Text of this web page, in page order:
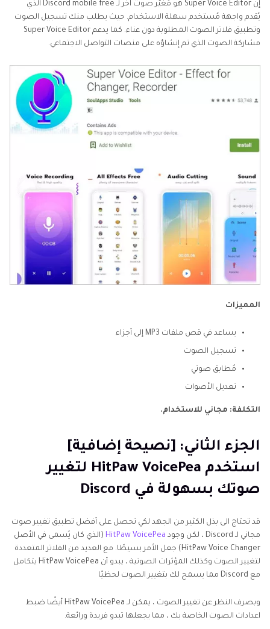
إن Super Voice Editor هو مُغيّر صوت آخر لـ Discord mobile free الذي
يُقدم واجهة مُستخدم سهلة الاستخدام. حيث يطلب منك تسجيل الصوت
وتطبيق فلاتر الصوت المطلوبة دون عناء. كما يدعم Super Voice Editor
مشاركة الصوت الذي تم إنشاؤه على منصات التواصل الاجتماعي.
المميزات
يساعد في قص ملفات MP3 إلى أجزاء
تسجيل الصوت
مُطابق صوتي
تعديل الأصوات
التكلفة: مجاني للاستخدام.
الجزء الثاني: [نصيحة إضافية]
استخدم HitPaw VoicePea لتغيير
صوتك بسهولة في Discord
قد تحتاج الى بذل الكثير من الجهد لكي تحصل على أفضل تطبيق تغيير صوت
مجاني لـ Discord ، لكن وجود
HitPaw VoicePea (الذي كان يُسمى في الأصل
HitPaw Voice Changer) جعل الأمر بسيطًا. مع العديد من الفلاتر المتعددة
لتغيير الصوت وكذلك المؤثرات الصوتية ، يبدو أن HitPaw VoicePea يتكامل
مع Discord مما يسمح لك بتغيير الصوت لحظيًا
وبصرف النظر عن تغيير الصوت ، يمكن لـ HitPaw VoicePea أيضًا ضبط
اعدادات الصوت الخاصة بك ، مما يجعلها تبدو فريدة ورائعة.